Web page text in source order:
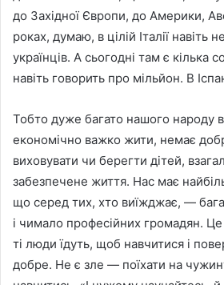
до Захiдної Європи, до Америки,
роках, думаю, в цiлiй Iталiї навiть
українцiв. А сьогоднi там є кiлька
навiть говорить про мiльйон. В
Тобто дуже багато нашого народу
економiчно важко жити, немає
виховувати чи берегти дiтей,
забезпечене життя. Нас має
що серед тих, хто виїжджає, —
i чимало професiйних громадян.
тi люди їдуть, щоб навчитися i
добре. Не є зле — поїхати на